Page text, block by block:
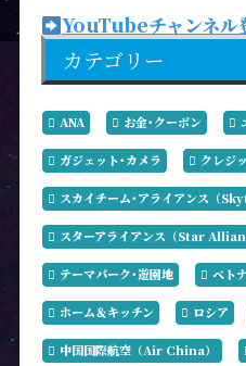
YouTubeチャンネル
カテゴリー
ANA お金･クーポン
ガジェット･カメラ クレジ
スカイチーム･アライアンス（
スターアライアンス（Star
テーマパーク･遊園地 ベト
ホーム＆キッチン ロシア
中国国際航空（Air China）